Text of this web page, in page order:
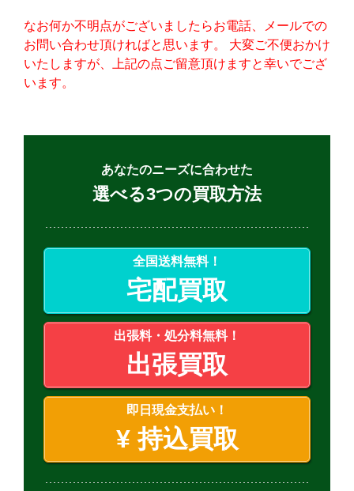
なお何か不明点がございましたらお電話、メールでの
お問い合わせ頂ければと思います。 大変ご不便おかけ
いたしますが、上記の点ご留意頂けますと幸いでござ
います。
あなたのニーズに合わせた
選べる3つの買取方法
全国送料無料！
宅配買取
出張料・処分料無料！
出張買取
即日現金支払い！
¥持込買取